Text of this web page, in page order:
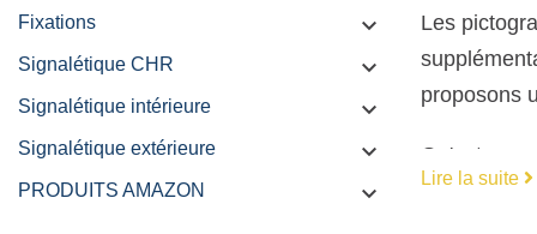
Fixations 
Signalétique CHR 
Signalétique intérieure 
Signalétique extérieure 
PRODUITS AMAZON 
Les
proposons
Qu'est-ce
Un
Lire la suite